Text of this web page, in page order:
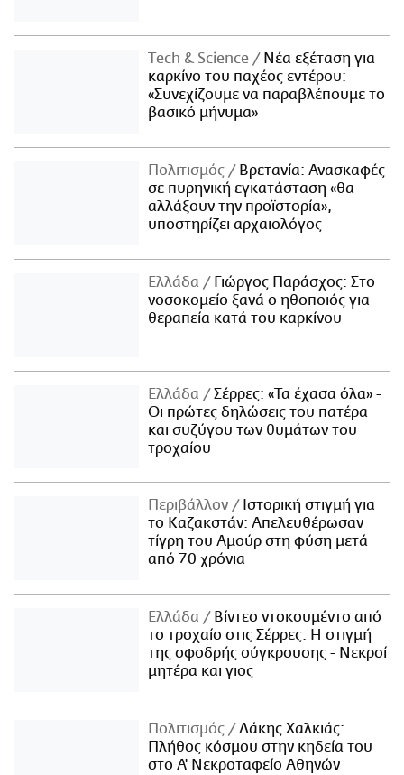
Τech & Science
Νέα εξέταση για
καρκίνο του παχέος εντέρου:
«Συνεχίζουμε να παραβλέπουμε το
βασικό μήνυμα»
Πολιτισμός
Βρετανία: Ανασκαφές
σε πυρηνική εγκατάσταση «θα
αλλάξουν την προϊστορία»,
υποστηρίζει αρχαιολόγος
Ελλάδα
Γιώργος Παράσχος: Στο
νοσοκομείο ξανά ο ηθοποιός για
θεραπεία κατά του καρκίνου
Ελλάδα
Σέρρες: «Τα έχασα όλα» -
Οι πρώτες δηλώσεις του πατέρα
και συζύγου των θυμάτων του
τροχαίου
Περιβάλλον
Ιστορική στιγμή για
το Καζακστάν: Απελευθέρωσαν
τίγρη του Αμούρ στη φύση μετά
από 70 χρόνια
Ελλάδα
Βίντεο ντοκουμέντο από
το τροχαίο στις Σέρρες: Η στιγμή
της σφοδρής σύγκρουσης - Νεκροί
μητέρα και γιος
Πολιτισμός
Λάκης Χαλκιάς:
Πλήθος κόσμου στην κηδεία του
στο Α' Νεκροταφείο Αθηνών